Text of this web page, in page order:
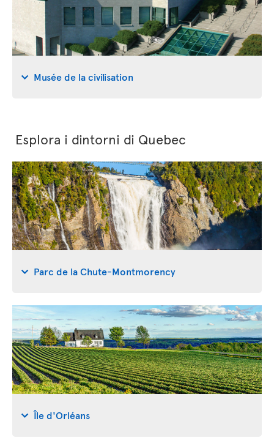
Musée de la civilisation
Esplora i dintorni di Quebec
Parc de la Chute-Montmorency
Île d'Orléans